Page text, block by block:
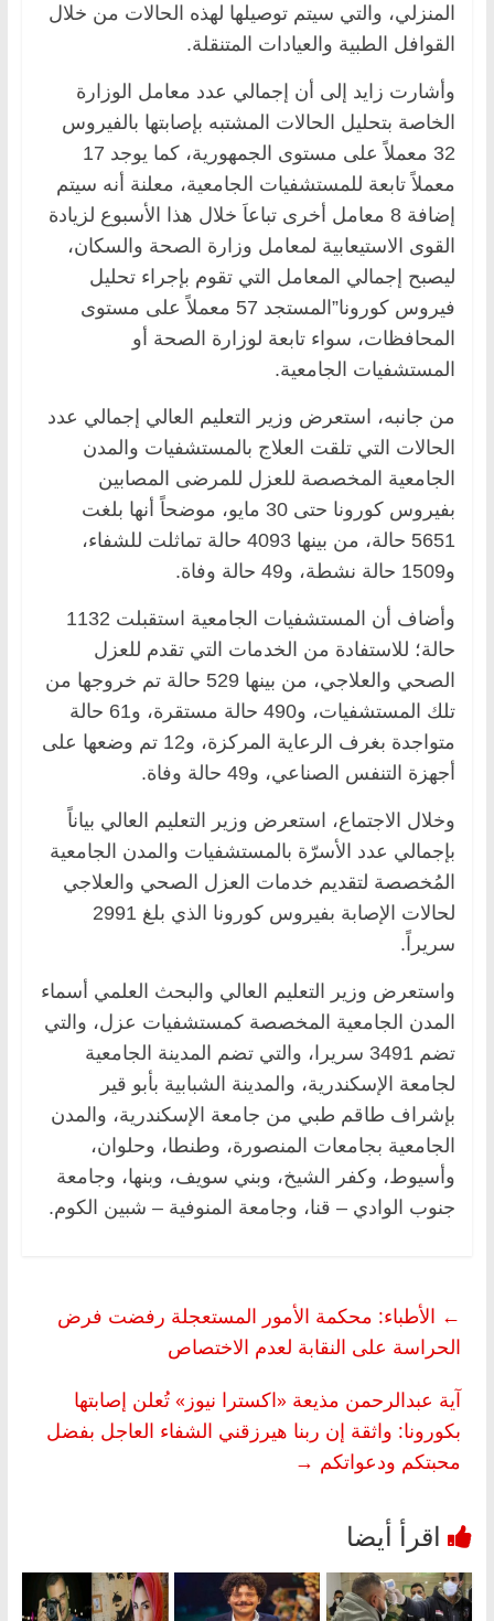
المنزلي، والتي سيتم توصيلها لهذه الحالات من خلال
القوافل الطبية والعيادات المتنقلة.
وأشارت زايد إلى أن إجمالي عدد معامل الوزارة
الخاصة بتحليل الحالات المشتبه بإصابتها بالفيروس
32 معملاً على مستوى الجمهورية، كما يوجد 17
معملاً تابعة للمستشفيات الجامعية، معلنة أنه سيتم
إضافة 8 معامل أخرى تباعاَ خلال هذا الأسبوع لزيادة
القوى الاستيعابية لمعامل وزارة الصحة والسكان،
ليصبح إجمالي المعامل التي تقوم بإجراء تحليل
فيروس كورونا”المستجد 57 معملاً على مستوى
المحافظات، سواء تابعة لوزارة الصحة أو
المستشفيات الجامعية.
من جانبه، استعرض وزير التعليم العالي إجمالي عدد
الحالات التي تلقت العلاج بالمستشفيات والمدن
الجامعية المخصصة للعزل للمرضى المصابين
بفيروس كورونا حتى 30 مايو، موضحاً أنها بلغت
5651 حالة، من بينها 4093 حالة تماثلت للشفاء،
و1509 حالة نشطة، و49 حالة وفاة.
وأضاف أن المستشفيات الجامعية استقبلت 1132
حالة؛ للاستفادة من الخدمات التي تقدم للعزل
الصحي والعلاجي، من بينها 529 حالة تم خروجها من
تلك المستشفيات، و490 حالة مستقرة، و61 حالة
متواجدة بغرف الرعاية المركزة، و12 تم وضعها على
أجهزة التنفس الصناعي، و49 حالة وفاة.
وخلال الاجتماع، استعرض وزير التعليم العالي بياناً
بإجمالي عدد الأسرّة بالمستشفيات والمدن الجامعية
المُخصصة لتقديم خدمات العزل الصحي والعلاجي
لحالات الإصابة بفيروس كورونا الذي بلغ 2991
سريراً.
واستعرض وزير التعليم العالي والبحث العلمي أسماء
المدن الجامعية المخصصة كمستشفيات عزل، والتي
تضم 3491 سريرا، والتي تضم المدينة الجامعية
لجامعة الإسكندرية، والمدينة الشبابية بأبو قير
بإشراف طاقم طبي من جامعة الإسكندرية، والمدن
الجامعية بجامعات المنصورة، وطنطا، وحلوان،
وأسيوط، وكفر الشيخ، وبني سويف، وبنها، وجامعة
جنوب الوادي – قنا، وجامعة المنوفية – شبين الكوم.
← الأطباء: محكمة الأمور المستعجلة رفضت فرض
الحراسة على النقابة لعدم الاختصاص
آية عبدالرحمن مذيعة «اكسترا نيوز» تُعلن إصابتها
بكورونا: واثقة إن ربنا هيرزقني الشفاء العاجل بفضل
محبتكم ودعواتكم →